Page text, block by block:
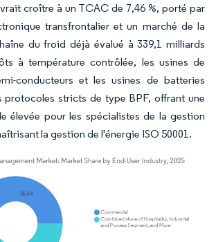
croître à un TCAC de 7,46 %, porté par
transfrontalier et un marché de la
du froid déjà évalué à 339,1 milliards
à température contrôlée, les usines de
conducteurs et les usines de batteries
protocoles stricts de type BPF, offrant une
élevée pour les spécialistes de la gestion
la gestion de l'énergie ISO 50001.